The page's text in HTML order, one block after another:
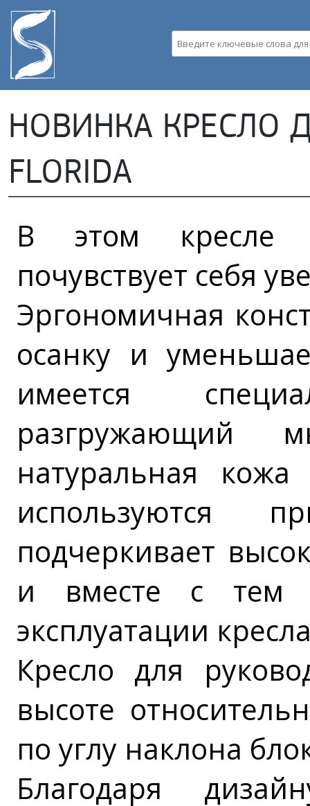
НОВИНКА КРЕСЛО
FLORIDA
В этом кресле
почувствует себя
Эргономичная
осанку и
имеется
разгружающий
натуральная
используются
подчеркивает
и вместе с тем
эксплуатации
Кресло для
высоте
по углу наклона
Благодаря